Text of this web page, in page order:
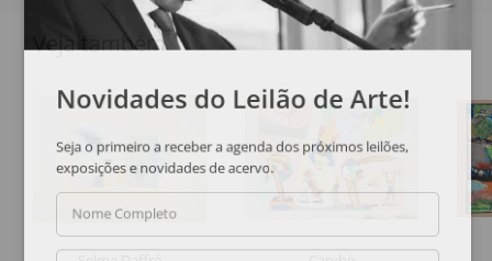
Veja também
Novidades do Leilão de Arte!
Seja o primeiro a receber a agenda dos próximos leilões,
exposições e novidades de acervo.
Nome Completo